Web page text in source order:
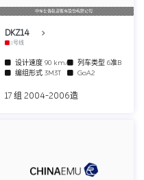
中车长春轨道客车股份有限公司
DKZ14
1号线
设计速度 90 km/h 列车类型 6准B
编组形式 3M3T GoA2
17 组 2004-2006造